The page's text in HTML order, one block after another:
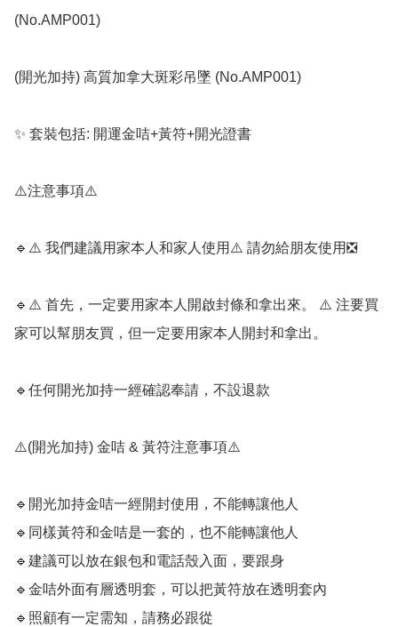
(No.AMP001)
(開光加持) 高質加拿大斑彩吊墜 (No.AMP001)
✨️ 套裝包括: 開運金咭+黃符+開光證書
⚠️注意事項⚠️
🔹️⚠️ 我們建議用家本人和家人使用⚠️ 請勿給朋友使用❎️
🔹️⚠️ 首先，一定要用家本人開啟封條和拿出來。 ⚠️ 注要買
家可以幫朋友買，但一定要用家本人開封和拿出。
🔹️任何開光加持一經確認奉請，不設退款
⚠️(開光加持) 金咭 & 黃符注意事項⚠️
🔹️開光加持金咭一經開封使用，不能轉讓他人
🔹️同樣黃符和金咭是一套的，也不能轉讓他人
🔹️建議可以放在銀包和電話殼入面，要跟身
🔹️金咭外面有層透明套，可以把黃符放在透明套內
🔹️照顧有一定需知，請務必跟從